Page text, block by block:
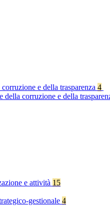
e della trasparenza 4
della corruzione e della
e attività 15
gestionale 4